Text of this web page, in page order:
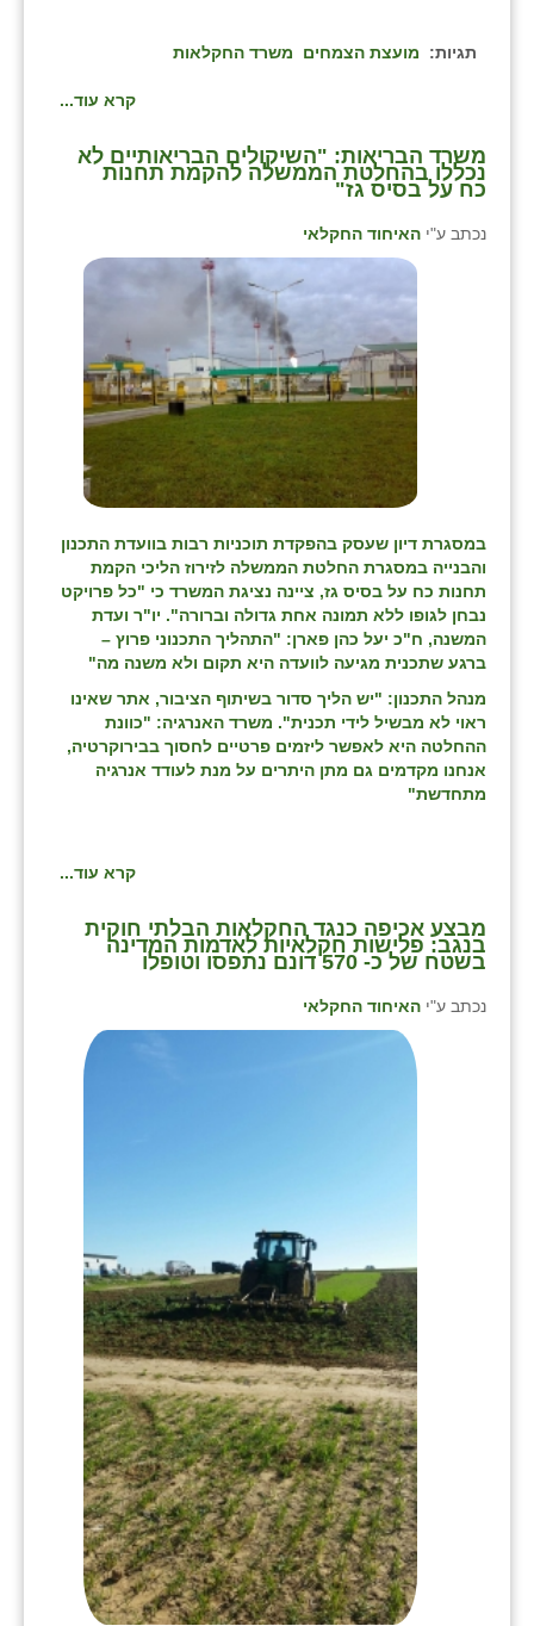
תגיות: מועצת הצמחים משרד החקלאות
קרא עוד...
משרד הבריאות: "השיקולים הבריאותיים לא
נכללו בהחלטת הממשלה להקמת תחנות
כח על בסיס גז"
נכתב ע"י האיחוד החקלאי
במסגרת דיון שעסק בהפקדת תוכניות רבות בוועדת התכנון
והבנייה במסגרת החלטת הממשלה לזירוז הליכי הקמת
תחנות כח על בסיס גז, ציינה נציגת המשרד כי "כל פרויקט
נבחן לגופו ללא תמונה אחת גדולה וברורה". יו"ר ועדת
המשנה, ח"כ יעל כהן פארן: "התהליך התכנוני פרוץ –
ברגע שתכנית מגיעה לוועדה היא תקום ולא משנה מה"
מנהל התכנון: "יש הליך סדור בשיתוף הציבור, אתר שאינו
ראוי לא מבשיל לידי תכנית". משרד האנרגיה: "כוונת
ההחלטה היא לאפשר ליזמים פרטיים לחסוך בבירוקרטיה,
אנחנו מקדמים גם מתן היתרים על מנת לעודד אנרגיה
מתחדשת"
קרא עוד...
מבצע אכיפה כנגד החקלאות הבלתי חוקית
בנגב: פלישות חקלאיות לאדמות המדינה
בשטח של כ- 570 דונם נתפסו וטופלו
נכתב ע"י האיחוד החקלאי